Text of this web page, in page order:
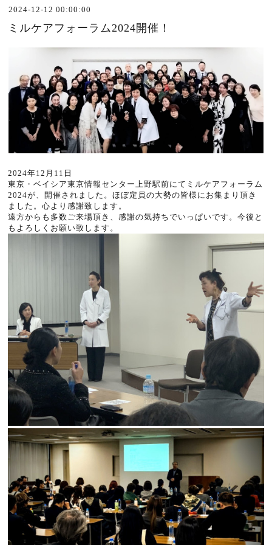
2024-12-12 00:00:00
ミルケアフォーラム2024開催！
2024年12月11日
東京・ベイシア東京情報センター上野駅前にてミルケアフォーラム
2024が、開催されました。ほぼ定員の大勢の皆様にお集まり頂き
ました。心より感謝致します。
遠方からも多数ご来場頂き、感謝の気持ちでいっぱいです。今後と
もよろしくお願い致します。